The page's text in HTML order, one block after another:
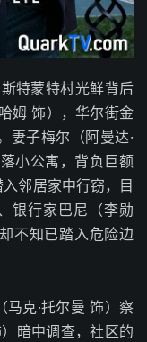
特蒙特村光鲜背后
姆 饰），华尔街金
妻子梅尔（阿曼达·
小公寓，背负巨额
邻居家中行窃，目
银行家巴尼（李勋
不知已踏入危险边
克·托尔曼 饰）察
暗中调查，社区的